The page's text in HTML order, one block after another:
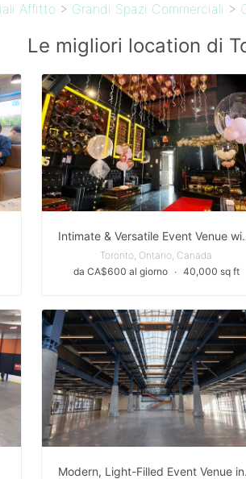
Affitto > Grandi Spazi Commerciali >
Le migliori location di
Intimate &
Toronto, Ontario, Canada
da CA$600 al giorno
∙ 40,000 sq ft